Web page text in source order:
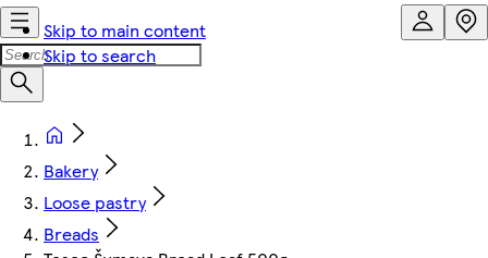
Skip to main content
Skip to search
Bakery
Loose pastry
Breads